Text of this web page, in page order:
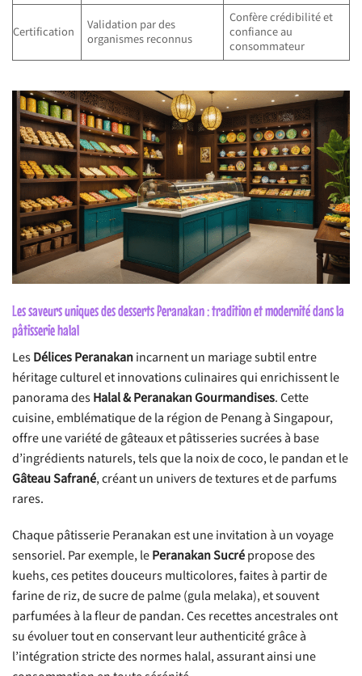
Certification
Validation par des
organismes reconnus
Confère crédibilité et
confiance au
consommateur
Les saveurs uniques des desserts Peranakan : tradition et modernité dans la
pâtisserie halal
LesDélices Peranakanincarnent un mariage subtil entre
héritage culturel et innovations culinaires qui enrichissent le
panorama desHalal & Peranakan Gourmandises. Cette
cuisine, emblématique de la région de Penang à Singapour,
offre une variété de gâteaux et pâtisseries sucrées à base
d’ingrédients naturels, tels que la noix de coco, le pandan et le
Gâteau Safrané, créant un univers de textures et de parfums
rares.
Chaque pâtisserie Peranakan est une invitation à un voyage
sensoriel. Par exemple, lePeranakan Sucrépropose des
kuehs, ces petites douceurs multicolores, faites à partir de
farine de riz, de sucre de palme (gula melaka), et souvent
parfumées à la fleur de pandan. Ces recettes ancestrales ont
su évoluer tout en conservant leur authenticité grâce à
l’intégration stricte des normes halal, assurant ainsi une